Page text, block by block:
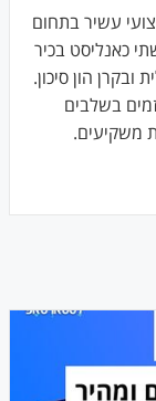
עשיר בתחום
כאנליסט בכיר
הון סיכון.
בשלבים
משקיעים.